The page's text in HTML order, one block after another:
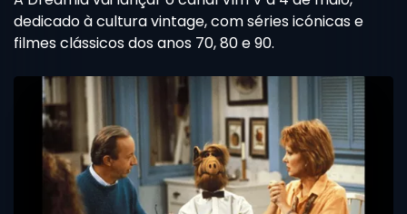
Justiceiro”
dedicado à cultura vintage, com séries icónicas e
filmes clássicos dos anos 70, 80 e 90.